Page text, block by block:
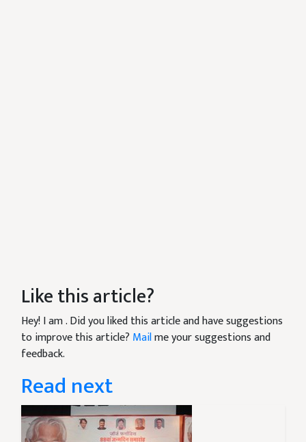
Like this article?
Hey! I am. Did you liked this article and have suggestions
to improve this article? Mailme your suggestions and
feedback.
Read next